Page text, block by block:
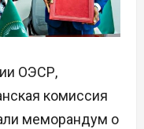
ОЭСР,
комиссия
меморандум о